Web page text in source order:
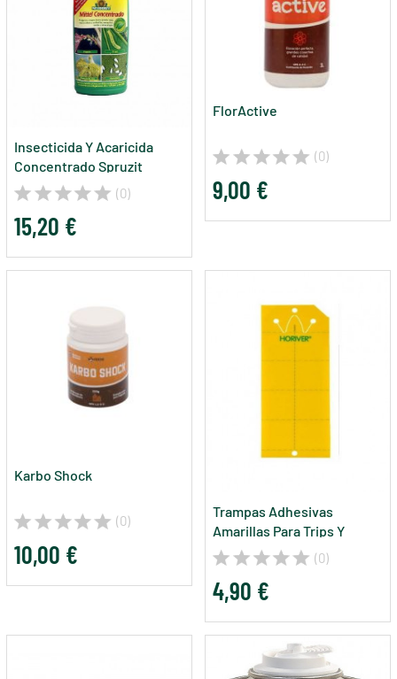
Insecticida Y Acaricida
Concentrado Spruzit
(Mittel) De Neudorff
(0)
15,20 €
FlorActive
(0)
9,00 €
Karbo Shock
(0)
10,00 €
Trampas Adhesivas
Amarillas Para Trips Y
Mosca Blanca
(0)
4,90 €